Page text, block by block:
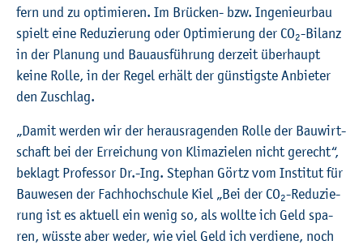
fern und zu op­ti­mie­ren. Im Brü­cken- bzw. In­ge­nieur­bau
spielt eine Re­du­zie­rung oder Op­ti­mie­rung der CO2-Bi­lanz
in der Pla­nung und Bau­aus­füh­rung der­zeit über­haupt
keine Rolle, in der Regel er­hält der güns­tigs­te An­bie­ter
den Zu­schlag.
„Damit wer­den wir der her­aus­ra­gen­den Rolle der Bau­wirt­
schaft bei der Er­rei­chung von Kli­ma­zie­len nicht ge­recht“,
be­klagt Pro­fes­sor Dr.-Ing. Ste­phan Görtz vom In­sti­tut für
Bau­we­sen der Fach­hoch­schu­le Kiel „Bei der CO2-Re­du­zie­
rung ist es ak­tu­ell ein wenig so, als woll­te ich Geld spa­
ren, wüss­te aber weder, wie viel Geld ich ver­die­ne, noch